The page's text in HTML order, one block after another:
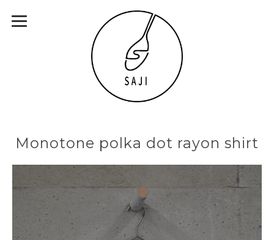
Monotone polka dot rayon shirt